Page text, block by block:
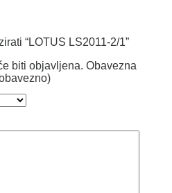
“LOTUS LS2011-2/1”
biti objavljena. Obavezna